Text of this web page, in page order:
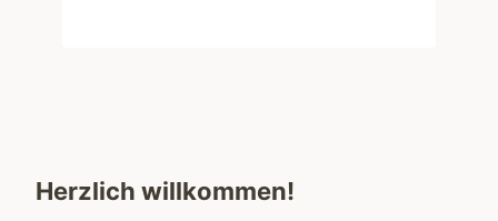
Herzlich willkommen!